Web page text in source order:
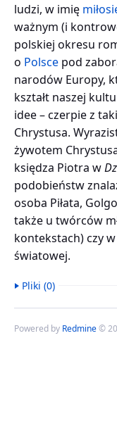
ludzi, w imię
ważnym (i
polskiej okresu
o Polsce pod
narodów Europy,
kształt naszej
idee – czerpie z
Chrystusa.
żywotem
księdza Piotra w
podobieństw
osoba Piłata,
także u twórców
kontekstach) czy
światowej.
Pliki (0)
Powered by Redmine©